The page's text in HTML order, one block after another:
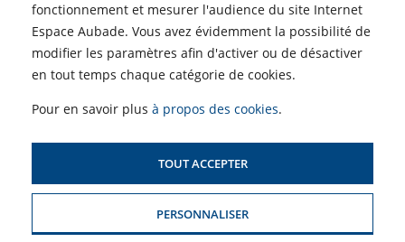
ACCÈS PROFESSIONNELS :
SIMULATEUR D'AIDES
MENTIONS LÉGALES & CONDITIONS GÉNÉRALES DE VENTE
fonctionnement et mesurer l'audience du site Internet
Espace Aubade. Vous avez évidemment la possibilité de
modifier les paramètres afin d'activer ou de désactiver
en tout temps chaque catégorie de cookies.
Pour en savoir plus à propos des cookies.
TOUT ACCEPTER
PERSONNALISER